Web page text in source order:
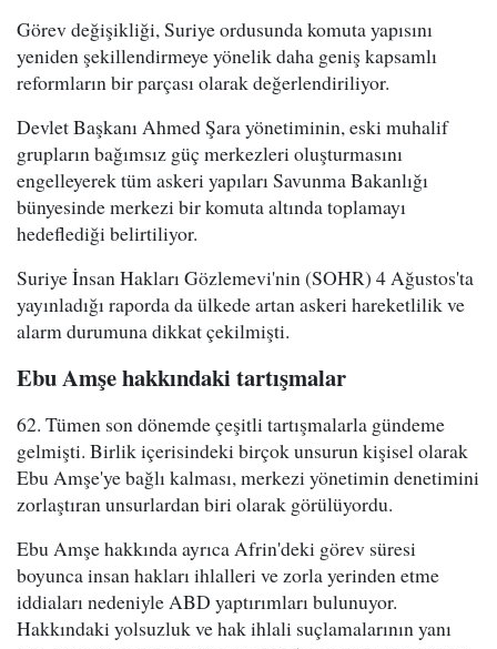
Görev değişikliği, Suriye ordusunda komuta yapısını
yeniden şekillendirmeye yönelik daha geniş kapsamlı
reformların bir parçası olarak değerlendiriliyor.
Devlet Başkanı Ahmed Şara yönetiminin, eski muhalif
grupların bağımsız güç merkezleri oluşturmasını
engelleyerek tüm askeri yapıları Savunma Bakanlığı
bünyesinde merkezi bir komuta altında toplamayı
hedeflediği belirtiliyor.
Suriye İnsan Hakları Gözlemevi'nin (SOHR) 4 Ağustos'ta
yayınladığı raporda da ülkede artan askeri hareketlilik ve
alarm durumuna dikkat çekilmişti.
Ebu Amşe hakkındaki tartışmalar
62. Tümen son dönemde çeşitli tartışmalarla gündeme
gelmişti. Birlik içerisindeki birçok unsurun kişisel olarak
Ebu Amşe'ye bağlı kalması, merkezi yönetimin denetimini
zorlaştıran unsurlardan biri olarak görülüyordu.
Ebu Amşe hakkında ayrıca Afrin'deki görev süresi
boyunca insan hakları ihlalleri ve zorla yerinden etme
iddiaları nedeniyle ABD yaptırımları bulunuyor.
Hakkındaki yolsuzluk ve hak ihlali suçlamalarının yanı